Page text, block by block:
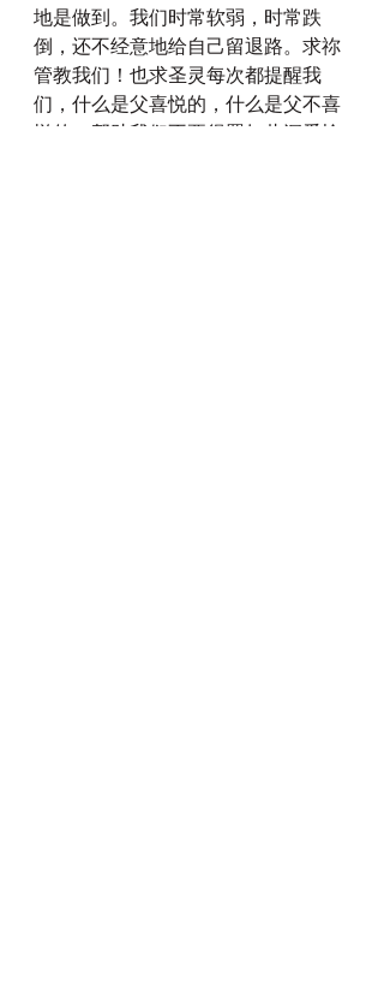
地是做到。我们时常软弱，时常跌
倒，还不经意地给自己留退路。求祢
管教我们！也求圣灵每次都提醒我
们，什么是父喜悦的，什么是父不喜